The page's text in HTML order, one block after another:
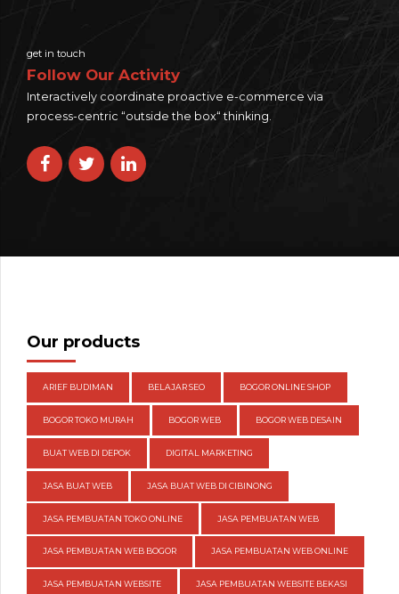
get in touch
Follow Our Activity
Interactively coordinate proactive e-commerce via
process-centric “outside the box“ thinking.
Our products
ARIEF BUDIMAN BELAJAR SEO BOGOR ONLINE SHOP
BOGOR TOKO MURAH BOGOR WEB BOGOR WEB DESAIN
BUAT WEB DI DEPOK DIGITAL MARKETING
JASA BUAT WEB JASA BUAT WEB DI CIBINONG
JASA PEMBUATAN TOKO ONLINE JASA PEMBUATAN WEB
JASA PEMBUATAN WEB BOGOR JASA PEMBUATAN WEB ONLINE
JASA PEMBUATAN WEBSITE JASA PEMBUATAN WEBSITE BEKASI